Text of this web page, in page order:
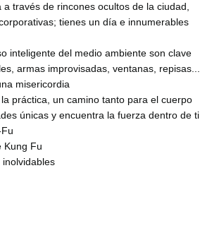
través de rincones ocultos de la ciudad,
tienes un día e innumerables
inteligente del medio ambiente son clave
armas improvisadas, ventanas, repisas...
misericordia
práctica, un camino tanto para el cuerpo
únicas y encuentra la fuerza dentro de ti
Kung Fu